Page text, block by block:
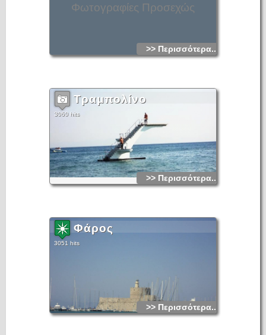
Φωτογραφίες Προσεχώς
>> Περισσότερα...
Τραμπολίνο
3060 hits
>> Περισσότερα...
Φάρος
3051 hits
>> Περισσότερα...